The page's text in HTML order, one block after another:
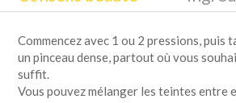
Commencez avec 1 ou 2 pressions,
un pinceau dense, partout où vous
suffit.
Vous pouvez mélanger les teintes